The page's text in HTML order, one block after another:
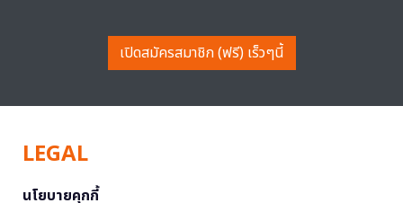
เปิดสมัครสมาชิก (ฟรี) เร็วๆนี้
LEGAL
นโยบายคุกกี้